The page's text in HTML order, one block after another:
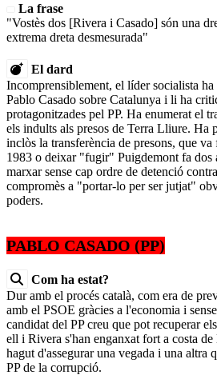
La frase
"Vostès dos [Rivera i Casado] són una
extrema dreta desmesurada"
El dard
Incomprensiblement, el líder socialista
Pablo Casado sobre Catalunya i li ha
protagonitzades pel PP. Ha enumerat el
els indults als presos de Terra Lliure. Ha
inclòs la transferència de presons, que
1983 o deixar "fugir" Puigdemont fa dos
marxar sense cap ordre de detenció
compromès a "portar-lo per ser jutjat"
poders.
PABLO CASADO (PP)
Com ha estat?
Dur amb el procés català, com era de
amb el PSOE gràcies a l'economia i
candidat del PP creu que pot recuperar
ell i Rivera s'han enganxat fort a costa
hagut d'assegurar una vegada i una altra
PP de la corrupció.